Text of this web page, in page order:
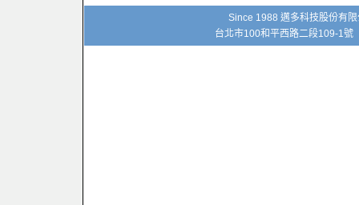
Since 1988 邁多科技股份
台北市100和平西路二段109-1號